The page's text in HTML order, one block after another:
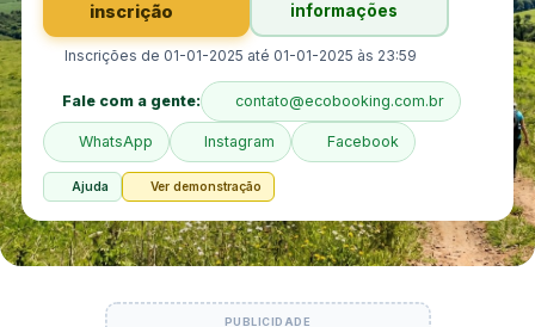
inscrição
informações
Inscrições de 01-01-2025 até 01-01-2025 às 23:59
Fale com a gente: contato@ecobooking.com.br
WhatsApp Instagram Facebook
Ajuda Ver demonstração